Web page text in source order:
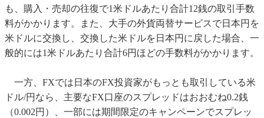
も、購入・売却の往復で1米ドルあたり合計12銭の取引手数
料がかかります。また、大手の外貨両替サービスで日本円を
米ドルに交換し、交換した米ドルを日本円に戻した場合、一
般的には1米ドルあたり合計6円ほどの手数料がかかります。
一方、FXでは日本のFX投資家がもっとも取引している米
ドル/円なら、主要なFX口座のスプレッドはおおむね0.2銭
（0.002円）、一部には期間限定のキャンペーンでスプレッ